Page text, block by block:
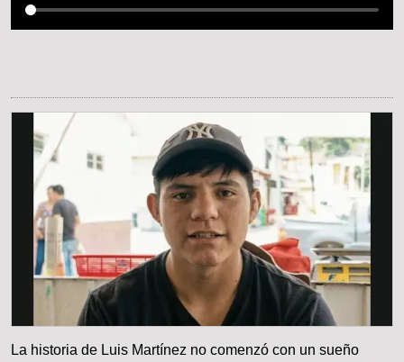
La historia de Luis Martínez no comenzó con un sueño